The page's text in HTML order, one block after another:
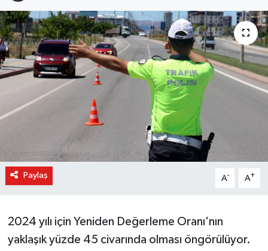
Paylaş A- A+
2024 yılı için Yeniden Değerleme Oranı'nın
yaklaşık yüzde 45 civarında olması öngörülüyor.